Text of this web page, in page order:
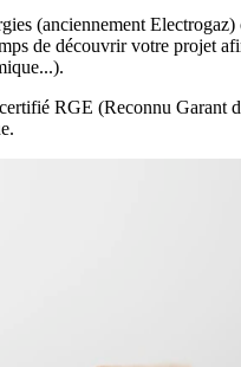
(anciennement
de découvrir votre projet
RGE (Reconnu Garant